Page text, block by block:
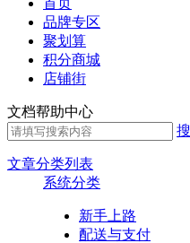
首页
品牌专区
聚划算
积分商城
店铺街
文档帮助中心
文章分类列表
系统分类
新手上路
配送与支付